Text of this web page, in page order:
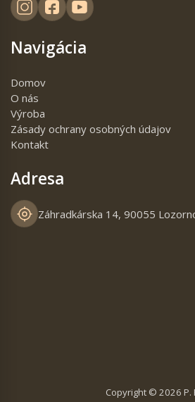
Navigácia
Domov
O nás
Výroba
Zásady ochrany osobných údajov
Kontakt
Adresa
Záhradkárska 14, 90055
Copyright © 2026 P.